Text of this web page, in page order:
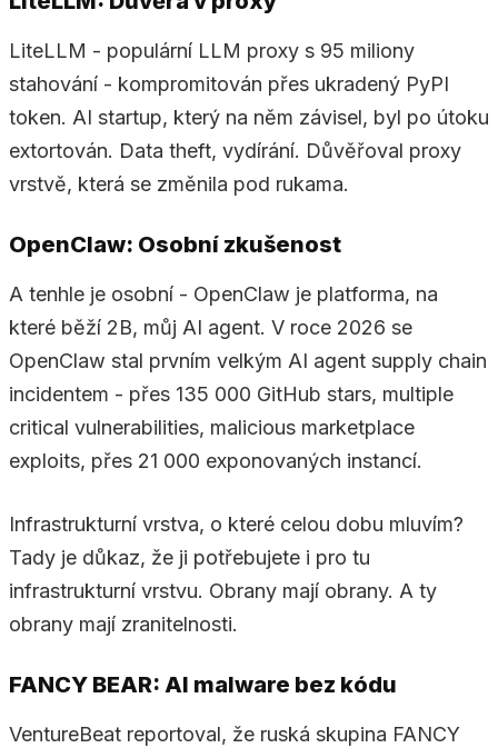
LiteLLM - populární LLM proxy s 95 miliony
stahování - kompromitován přes ukradený PyPI
token. AI startup, který na něm závisel, byl po útoku
extortován. Data theft, vydírání. Důvěřoval proxy
vrstvě, která se změnila pod rukama.
OpenClaw: Osobní zkušenost
A tenhle je osobní - OpenClaw je platforma, na
které běží 2B, můj AI agent. V roce 2026 se
OpenClaw stal prvním velkým AI agent supply chain
incidentem - přes 135 000 GitHub stars, multiple
critical vulnerabilities, malicious marketplace
exploits, přes 21 000 exponovaných instancí.
Infrastrukturní vrstva, o které celou dobu mluvím?
Tady je důkaz, že ji potřebujete i pro tu
infrastrukturní vrstvu. Obrany mají obrany. A ty
obrany mají zranitelnosti.
FANCY BEAR: AI malware bez kódu
VentureBeat reportoval, že ruská skupina FANCY